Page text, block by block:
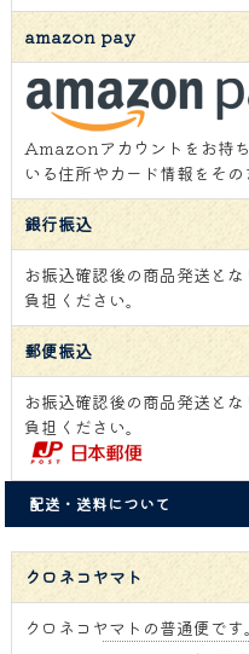
amazon pay
Amazonアカウントをお持
いる住所やカード情報をその
銀行振込
お振込確認後の商品発送と
負担ください。
郵便振込
お振込確認後の商品発送と
負担ください。
配送・送料について
クロネコヤマト
クロネコヤマトの普通便です。